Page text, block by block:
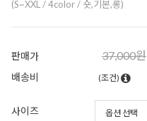
(S~XXL / 4color / 숏,기본,롱)
판매가 37,000원
배송비 (조건)
사이즈